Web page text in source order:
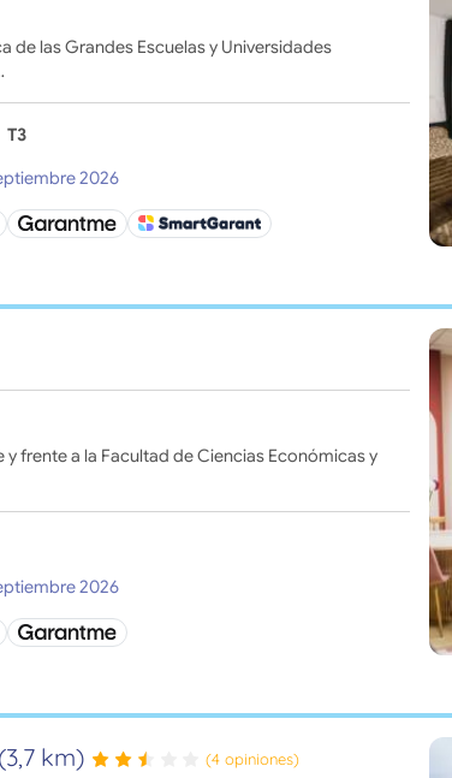
de las Grandes Escuelas y Universidades
T3
2026
frente a la Facultad de Ciencias Económicas y
2026
(3,7 km) (4 opiniones)